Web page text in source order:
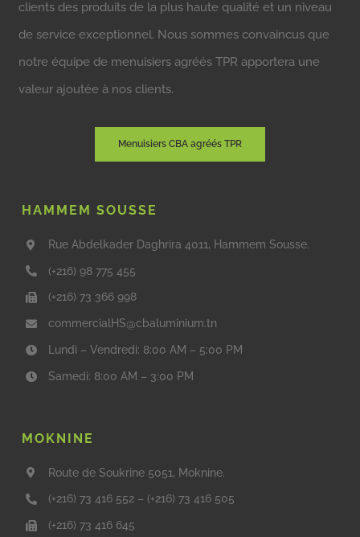
clients des produits de la plus haute qualité et un niveau
de service exceptionnel. Nous sommes convaincus que
notre équipe de menuisiers agréés TPR apportera une
valeur ajoutée à nos clients.
Menuisiers CBA agréés TPR
HAMMEM SOUSSE
Rue Abdelkader Daghrira 4011, Hammem Sousse.
(+216) 98 775 455
(+216) 73 366 998
commercialHS@cbaluminium.tn
Lundi – Vendredi: 8:00 AM – 5:00 PM
Samedi: 8:00 AM – 3:00 PM
MOKNINE
Route de Soukrine 5051, Moknine.
(+216) 73 416 552 – (+216) 73 416 505
(+216) 73 416 645